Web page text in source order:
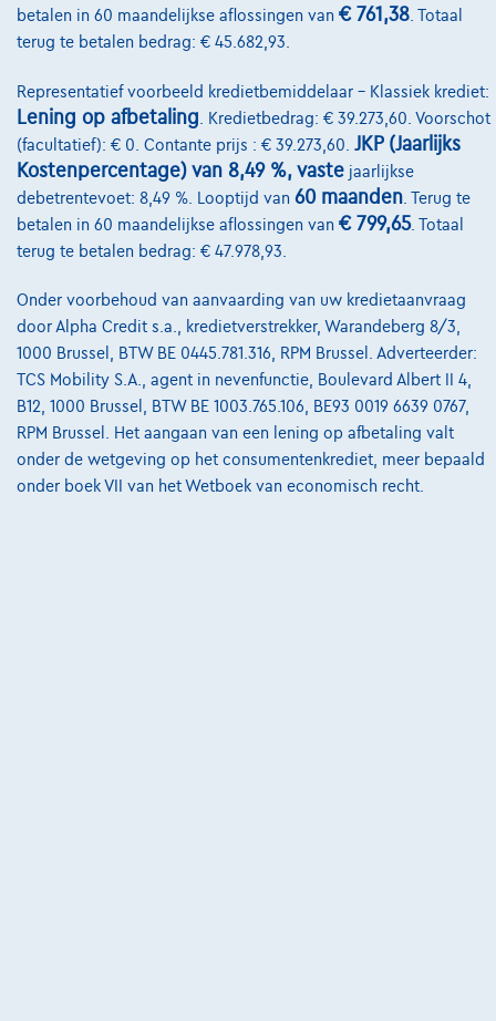
betalen in 60 maandelijkse aflossingen van € 761,38 . Totaal
terug te betalen bedrag: € 45.682,93.
Representatief voorbeeld kredietbemiddelaar – Klassiek krediet:
Lening op afbetaling . Kredietbedrag: € 39.273,60. Voorschot
(facultatief): € 0. Contante prijs : € 39.273,60. JKP (Jaarlijks
Kostenpercentage) van 8,49 %, vaste jaarlijkse
debetrentevoet: 8,49 %. Looptijd van 60 maanden . Terug te
betalen in 60 maandelijkse aflossingen van € 799,65. Totaal
terug te betalen bedrag: € 47.978,93.
Onder voorbehoud van aanvaarding van uw kredietaanvraag
door Alpha Credit s.a., kredietverstrekker, Warandeberg 8/3,
1000 Brussel, BTW BE 0445.781.316, RPM Brussel. Adverteerder:
TCS Mobility S.A., agent in nevenfunctie, Boulevard Albert II 4,
B12, 1000 Brussel, BTW BE 1003.765.106, BE93 0019 6639 0767,
RPM Brussel. Het aangaan van een lening op afbetaling valt
onder de wetgeving op het consumentenkrediet, meer bepaald
onder boek VII van het Wetboek van economisch recht.
Word klant
Wie zijn we
Kwaliteitscharter
Onze dealers
Onze partners
Onze team
Algemene Voorwaarden
Bijstandsvoorwaarden